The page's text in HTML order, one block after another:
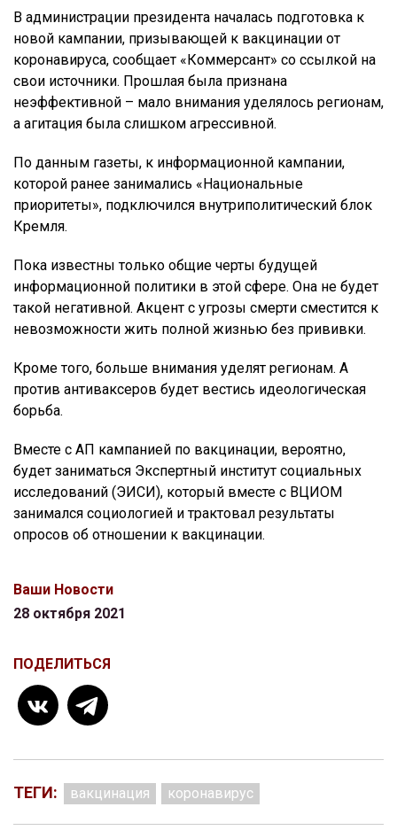
В администрации президента началась подготовка к
новой кампании, призывающей к вакцинации от
коронавируса, сообщает «Коммерсант» со ссылкой на
свои источники. Прошлая была признана
неэффективной – мало внимания уделялось регионам,
а агитация была слишком агрессивной.
По данным газеты, к информационной кампании,
которой ранее занимались «Национальные
приоритеты», подключился внутриполитический блок
Кремля.
Пока известны только общие черты будущей
информационной политики в этой сфере. Она не будет
такой негативной. Акцент с угрозы смерти сместится к
невозможности жить полной жизнью без прививки.
Кроме того, больше внимания уделят регионам. А
против антиваксеров будет вестись идеологическая
борьба.
Вместе с АП кампанией по вакцинации, вероятно,
будет заниматься Экспертный институт социальных
исследований (ЭИСИ), который вместе с ВЦИОМ
занимался социологией и трактовал результаты
опросов об отношении к вакцинации.
Ваши Новости
28 октября 2021
ПОДЕЛИТЬСЯ
ТЕГИ: вакцинация коронавирус